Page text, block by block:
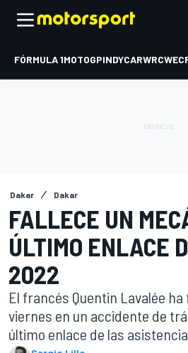
FÓRMULA 1MOTOGPINDYCARWRCWEC
Dakar Dakar
FALLECE UN
ÚLTIMO ENLACE
2022
El francés Quentin Lavalée
viernes en un accidente de
último enlace de las